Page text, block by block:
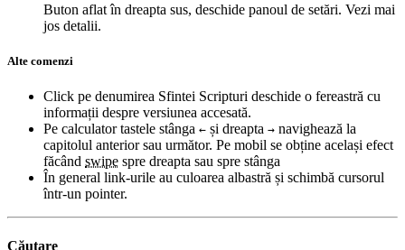
Buton aflat în dreapta sus, deschide panoul de setări. Vezi mai
jos detalii.
Alte comenzi
Click pe denumirea Sfintei Scripturi deschide o fereastră cu
informații despre versiunea accesată.
Pe calculator tastele stânga ← și dreapta → navighează la
capitolul anterior sau următor. Pe mobil se obține același efect
făcând swipe spre dreapta sau spre stânga
În general link-urile au culoarea albastră și schimbă cursorul
într-un pointer.
Căutare